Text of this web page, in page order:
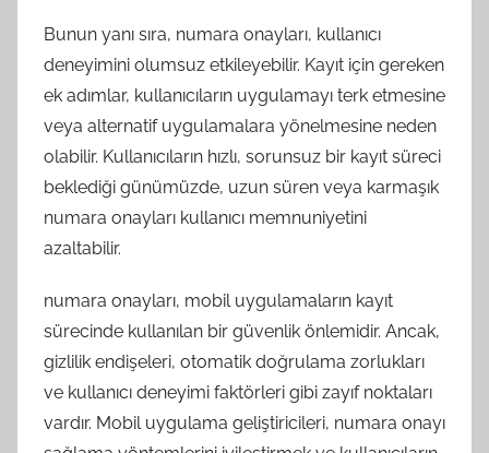
Bunun yanı sıra, numara onayları, kullanıcı
deneyimini olumsuz etkileyebilir. Kayıt için gereken
ek adımlar, kullanıcıların uygulamayı terk etmesine
veya alternatif uygulamalara yönelmesine neden
olabilir. Kullanıcıların hızlı, sorunsuz bir kayıt süreci
beklediği günümüzde, uzun süren veya karmaşık
numara onayları kullanıcı memnuniyetini
azaltabilir.
numara onayları, mobil uygulamaların kayıt
sürecinde kullanılan bir güvenlik önlemidir. Ancak,
gizlilik endişeleri, otomatik doğrulama zorlukları
ve kullanıcı deneyimi faktörleri gibi zayıf noktaları
vardır. Mobil uygulama geliştiricileri, numara onayı